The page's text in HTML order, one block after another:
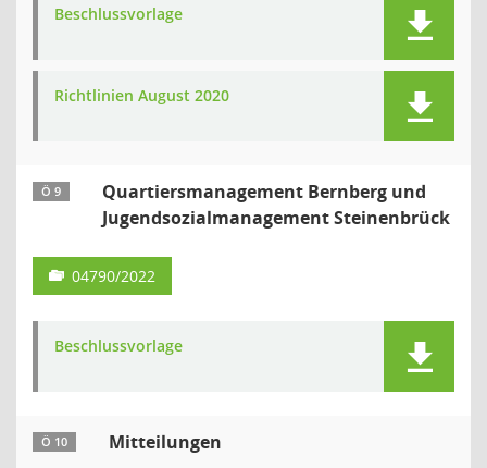
Beschlussvorlage
Richtlinien August 2020
Ö 9
Quartiersmanagement Bernberg und
Jugendsozialmanagement Steinenbrück
04790/2022
Beschlussvorlage
Ö 10 Mitteilungen